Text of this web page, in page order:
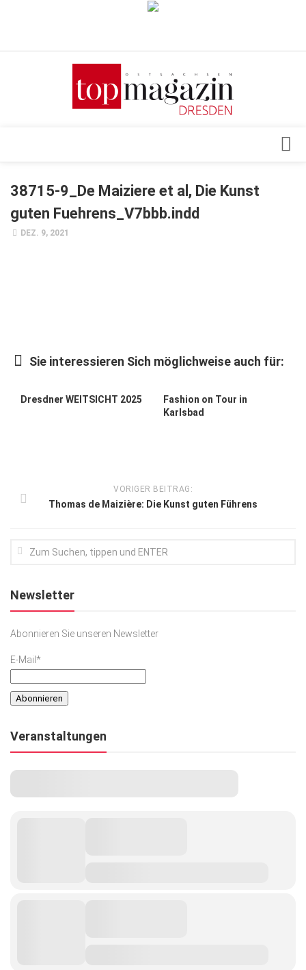
Verkaufsstellen
Top Gesundheitsforum Dresden / Ostsachsen
Mediadaten
Events
Genuss
Lifestyle
Podcast
38715-9_De Maiziere et al, Die Kunst
guten Fuehrens_V7bbb.indd
DEZ. 9, 2021
Sie interessieren Sich möglichweise auch für:
Dresdner WEITSICHT 2025
Fashion on Tour in
Karlsbad
VORIGER BEITRAG:
Thomas de Maizière: Die Kunst guten Führens
Newsletter
Abonnieren Sie unseren Newsletter
E-Mail*
Veranstaltungen